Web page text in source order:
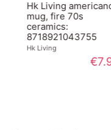
Hk Living
mug, fire 70s
ceramics:
8718921043755
Hk Living